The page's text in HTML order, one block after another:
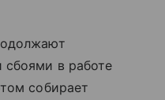
сбоями в работе
собирает